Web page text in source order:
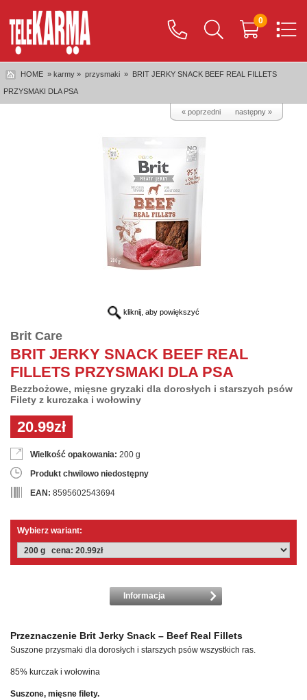
0
HOME » karmy » przysmaki » BRIT JERKY SNACK BEEF REAL FILLETS
PRZYSMAKI DLA PSA
« poprzedni następny »
kliknij, aby powiększyć
Brit Care
BRIT JERKY SNACK BEEF REAL
FILLETS PRZYSMAKI DLA PSA
Bezzbożowe, mięsne gryzaki dla dorosłych i starszych psów
Filety z kurczaka i wołowiny
20.99zł
Wielkość opakowania: 200 g
Produkt chwilowo niedostępny
EAN: 8595602543694
Wybierz wariant:
Informacja
Przeznaczenie Brit Jerky Snack – Beef Real Fillets
Suszone przysmaki dla dorosłych i starszych psów wszystkich ras.
85% kurczak i wołowina
Suszone, mięsne filety.